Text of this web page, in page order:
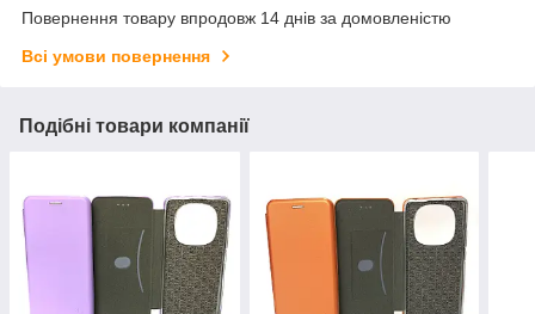
Повернення товару впродовж 14 днів за домовленістю
Всі умови повернення
Подібні товари компанії